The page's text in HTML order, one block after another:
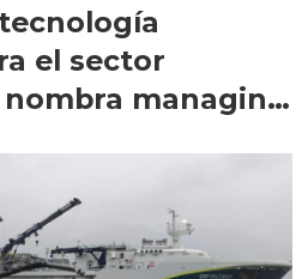
el sector
managing